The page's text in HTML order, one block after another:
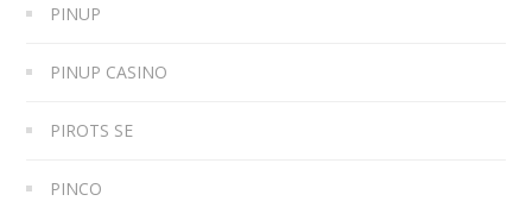
PINUP
PINUP CASINO
PIROTS SE
PINCO